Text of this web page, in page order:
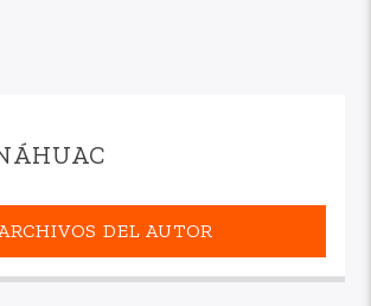
ARCHIVOS DEL AUTOR